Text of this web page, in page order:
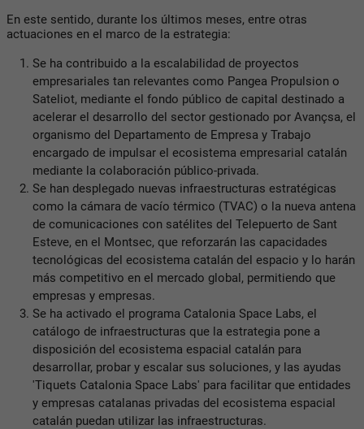
En este sentido, durante los últimos meses, entre otras
actuaciones en el marco de la estrategia:
Se ha contribuido a la escalabilidad de proyectos
empresariales tan relevantes como Pangea Propulsion o
Sateliot, mediante el fondo público de capital destinado a
acelerar el desarrollo del sector gestionado por Avançsa, el
organismo del Departamento de Empresa y Trabajo
encargado de impulsar el ecosistema empresarial catalán
mediante la colaboración público-privada.
Se han desplegado nuevas infraestructuras estratégicas
como la cámara de vacío térmico (TVAC) o la nueva antena
de comunicaciones con satélites del Telepuerto de Sant
Esteve, en el Montsec, que reforzarán las capacidades
tecnológicas del ecosistema catalán del espacio y lo harán
más competitivo en el mercado global, permitiendo que
empresas y empresas.
Se ha activado el programa Catalonia Space Labs, el
catálogo de infraestructuras que la estrategia pone a
disposición del ecosistema espacial catalán para
desarrollar, probar y escalar sus soluciones, y las ayudas
'Tiquets Catalonia Space Labs' para facilitar que entidades
y empresas catalanas privadas del ecosistema espacial
catalán puedan utilizar las infraestructuras.